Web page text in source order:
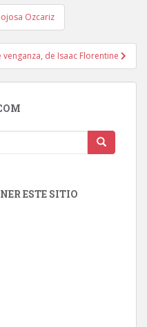
Ozcariz
venganza, de Isaac Florentine
ESTE SITIO